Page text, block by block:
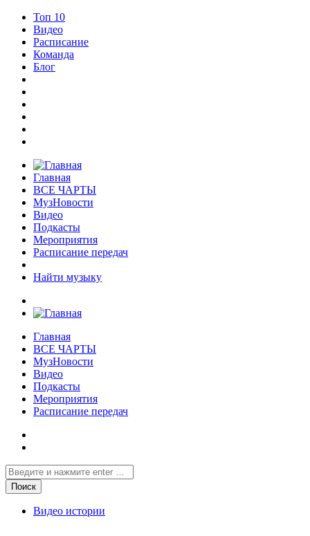
Топ 10
Видео
Расписание
Команда
Блог
Главная
ВСЕ ЧАРТЫ
МузНовости
Видео
Подкасты
Мероприятия
Расписание передач
Найти музыку
Главная
ВСЕ ЧАРТЫ
МузНовости
Видео
Подкасты
Мероприятия
Расписание передач
Видео истории